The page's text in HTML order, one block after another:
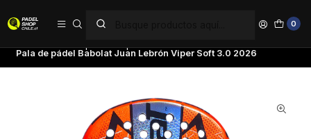
0
Pala de pádel Babolat Juan Lebrón Viper Soft 3.0 2026